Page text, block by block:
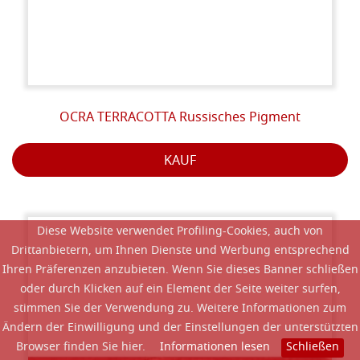
Diese Website verwendet Profiling-Cookies, auch von
Drittanbietern, um Ihnen Dienste und Werbung entsprechend
Ihren Präferenzen anzubieten. Wenn Sie dieses Banner schließen
oder durch Klicken auf ein Element der Seite weiter surfen,
stimmen Sie der Verwendung zu. Weitere Informationen zum
Ändern der Einwilligung und der Einstellungen der unterstützten
Browser finden Sie hier.
Informationen lesen Schließen
OCRA TERRACOTTA Russisches Pigment
KAUF